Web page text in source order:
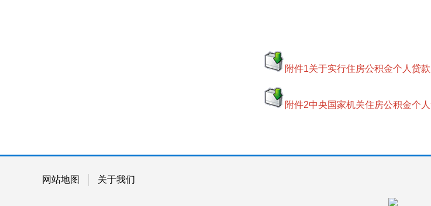
中央国家机关住房
2013年
附件1关于实行住房公积金个人贷
附件2中央国家机关住房公积金个
网站地图 关于我们